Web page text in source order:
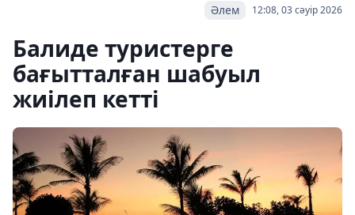
12:08, 03 сәуір 2026
Әлем
Балиде туристерге
бағытталған шабуыл
жиілеп кетті